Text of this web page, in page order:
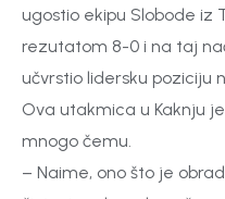
ugostio ekipu Slobode iz
rezutatom 8-0 i na taj
učvrstio lidersku poziciju
Ova utakmica u Kaknju
mnogo čemu.
– Naime, ono što je